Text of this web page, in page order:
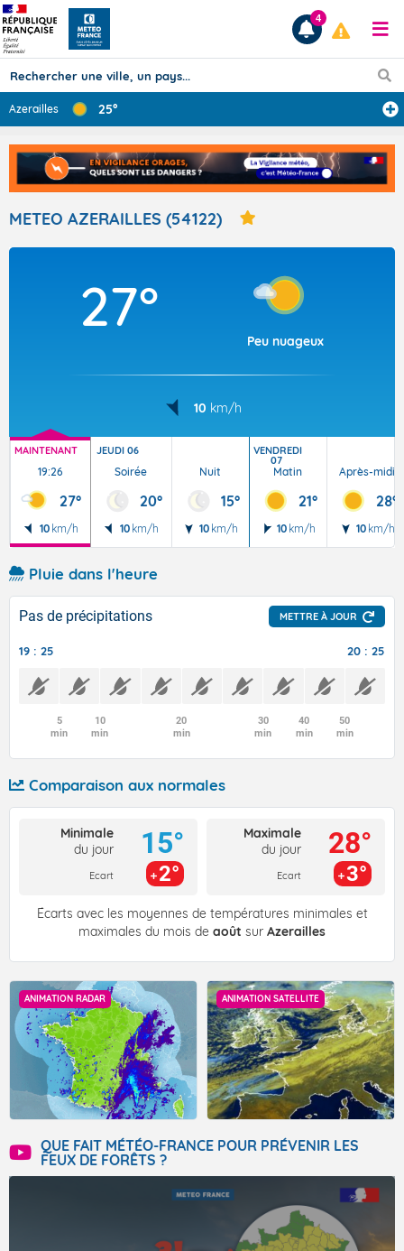
Prévisions
TOUS LES RÉSULTATS
Articles
4
Azerailles 25°
METEO AZERAILLES (54122)
27°
Peu nuageux
10 km/h
MAINTENANT
19:26
27°
10 km/h
JEUDI 06
Soirée
20°
10 km/h
Nuit
15°
10 km/h
VENDREDI
07
Matin
21°
10 km/h
Après-midi
28°
10 km/h
Pluie dans l'heure
Pas de précipitations METTRE À JOUR
19 : 25 20 : 25
5
min
10
min
20
min
30
min
40
min
50
min
Comparaison aux normales
Minimale
du jour
Ecart
15°
2°
Maximale
du jour
Ecart
28°
3°
Écarts avec les moyennes de températures minimales et
maximales du mois de août sur Azerailles
ANIMATION RADAR ANIMATION SATELLITE
QUE FAIT MÉTÉO-FRANCE POUR PRÉVENIR LES
FEUX DE FORÊTS ?